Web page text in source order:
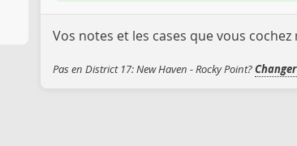
Vos notes et les cases que vous
Pas en District 17: New Haven - Rocky Point?